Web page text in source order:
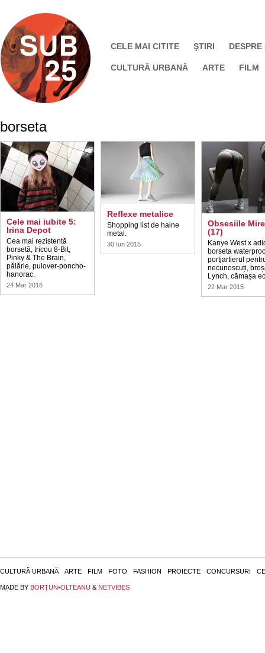
CELE MAI CITITE ŞTIRI DESPRE
CULTURĂ URBANĂ ARTE FILM
borseta
Cele mai iubite 5:
Irina Depot
Cea mai rezistentă
borsetă, tricou 8-Bit,
Pinky & The Brain,
pălărie, pulover-poncho-
hanorac.
24 Mar 2016
Reflexe metalice
Shopping list de haine
metal.
30 Iun 2015
Obsesiile
(17)
Kanye West x
borseta
portjartierul
necunoscuți,
Lynch, cămașa
22 Mar 2015
CULTURĂ URBANĂ ARTE FILM FOTO FASHION PROIECTE CONCURSURI
MADE BY BORŢUN•OLTEANU & NETVIBES